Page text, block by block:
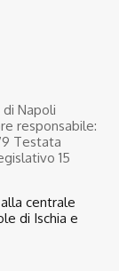
Napoli
responsabile:
Testata
15
centrale
di Ischia e